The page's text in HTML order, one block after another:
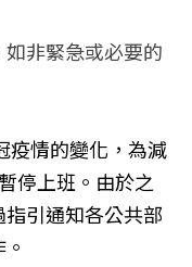
非緊急或必要的
疫情的變化，為減
停上班。由於之
引通知各公共部